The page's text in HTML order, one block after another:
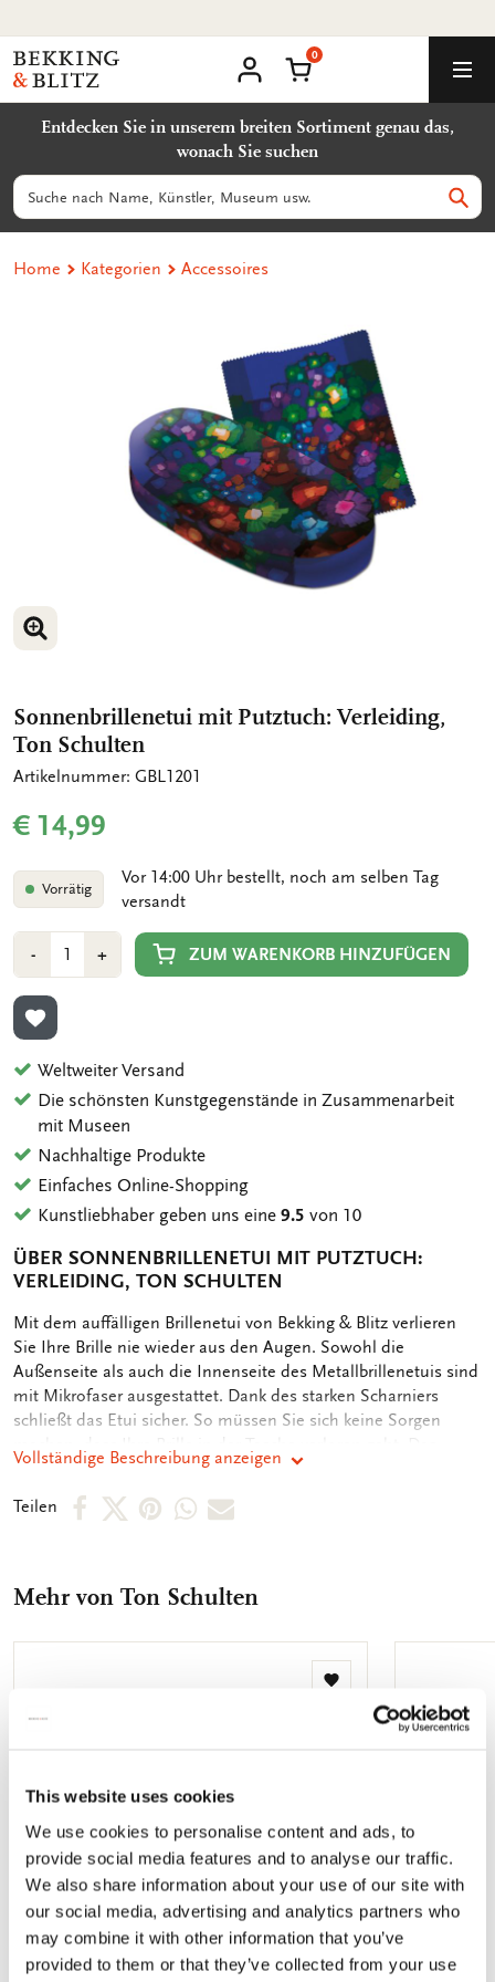
This website uses cookies
We use cookies to personalise content and ads, to
provide social media features and to analyse our traffic.
We also share information about your use of our site with
our social media, advertising and analytics partners who
may combine it with other information that you’ve
provided to them or that they’ve collected from your use
zum
Inhalt
Bekking
&
Uitgevers
Warenkorb
0
Entdecken Sie in unserem breiten Sortiment genau das,
wonach Sie suchen
Suchen
Home Kategorien Accessoires
BILD VERGRÖSSERN
Sonnenbrillenetui mit Putztuch: Verleiding,
Ton Schulten
Artikelnummer: GBL1201
€ 14,99
Vorrätig
Vor 14:00 Uhr bestellt, noch am selben Tag
versandt
-Min
1
Anzahl
+Plus
1
ZUM WARENKORB HINZUFÜGEN
ZUR WUNSCHLISTE HINZUFÜGEN
Weltweiter Versand
Die schönsten Kunstgegenstände in Zusammenarbeit
mit Museen
Nachhaltige Produkte
Einfaches Online-Shopping
Kunstliebhaber geben uns eine9.5 von 10
ÜBER SONNENBRILLENETUI MIT PUTZTUCH:
VERLEIDING, TON SCHULTEN
OMSCHRIJVING
Mit dem auffälligen Brillenetui von Bekking & Blitz verlieren
Sie Ihre Brille nie wieder aus den Augen. Sowohl die
Außenseite als auch die Innenseite des Metallbrillenetuis sind
mit Mikrofaser ausgestattet. Dank des starken Scharniers
schließt das Etui sicher. So müssen Sie sich keine Sorgen
machen, dass Ihre Brille in der Tasche verloren geht. Das
mitgelieferte Mikrofaser-Brillentuch hat den gleichen Aufdruck
wie das Brillenetui. Die Mikrofaser sorgt für eine kratz- und
streifenfreie Reinigung von (Sonnen-)Brillen und
Außenseite vollfarbig bedruckte Mikrofaser - Innenseite
bedruckte Mikrofaser - Maschinenwaschbar bei 60°Celsius,
Vollständige Beschreibung anzeigen
Teilen
Per Per Per PerPer
teilen
Mehr von Ton Schulten
Zur
Wunschliste
hinzufügen